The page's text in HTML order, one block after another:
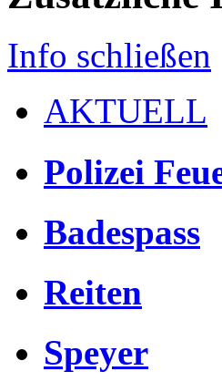
Info schließen
AKTUELL
Polizei
Badespass
Reiten
Speyer